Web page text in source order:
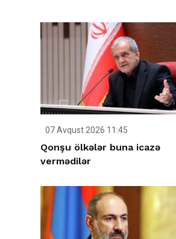
07 Avqust 2026 11:45
Qonşu ölkələr buna icazə
vermədilər